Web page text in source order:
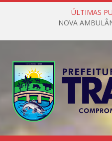
ÚLTIMAS
NOVA